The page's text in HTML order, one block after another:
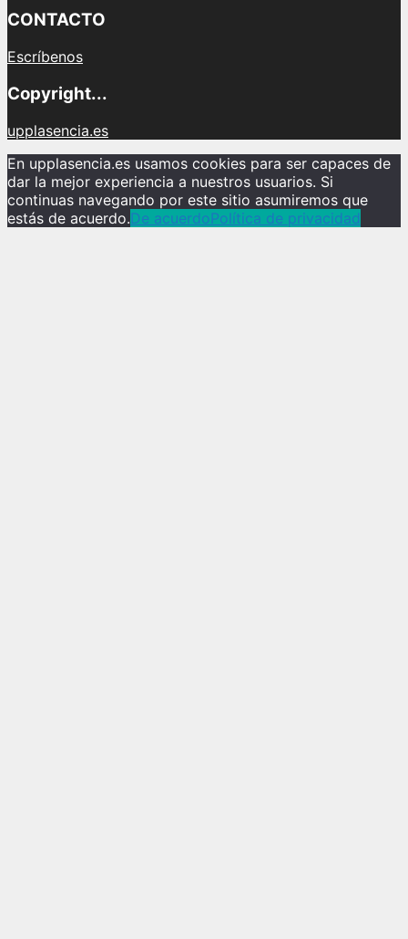
CONTACTO
Escríbenos
Copyright...
upplasencia.es
En upplasencia.es usamos cookies para ser capaces de
dar la mejor experiencia a nuestros usuarios. Si
continuas navegando por este sitio asumiremos que
estás de acuerdo.De acuerdoPolítica de privacidad